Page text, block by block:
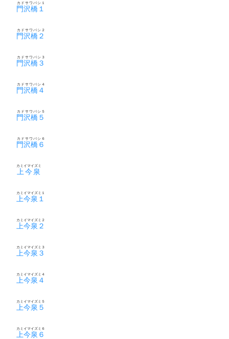
門沢橋１
カドサワバシ１
門沢橋２
カドサワバシ２
門沢橋３
カドサワバシ３
門沢橋４
カドサワバシ４
門沢橋５
カドサワバシ５
門沢橋６
カドサワバシ６
上今泉
カミイマイズミ
上今泉１
カミイマイズミ１
上今泉２
カミイマイズミ２
上今泉３
カミイマイズミ３
上今泉４
カミイマイズミ４
上今泉５
カミイマイズミ５
上今泉６
カミイマイズミ６